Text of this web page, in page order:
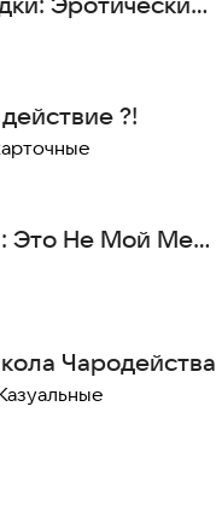
?!
Это Не Мой Мем
Чародейства